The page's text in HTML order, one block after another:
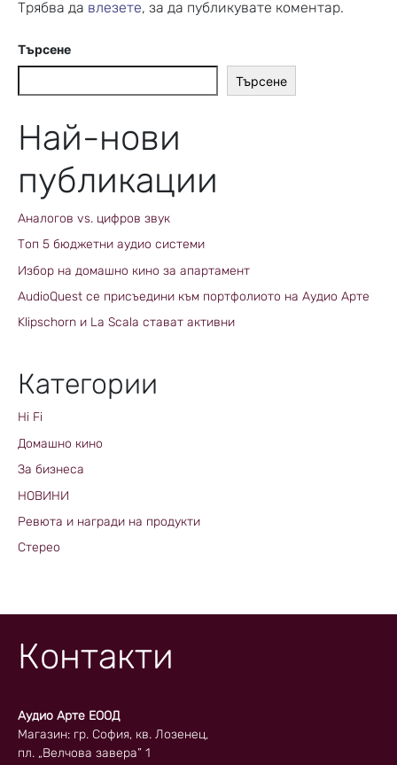
Трябва да влезете, за да публикувате коментар.
Търсене
Търсене
Най-нови
публикации
Аналогов vs. цифров звук
Топ 5 бюджетни аудио системи
Избор на домашно кино за апартамент
AudioQuest се присъедини към портфолиото на Аудио Арте
Klipschorn и La Scala стават активни
Категории
Hi Fi
Домашно кино
За бизнеса
НОВИНИ
Ревюта и награди на продукти
Стерео
Контакти
Аудио Арте ЕООД
Магазин: гр. София, кв. Лозенец,
пл. „Велчова завера” 1